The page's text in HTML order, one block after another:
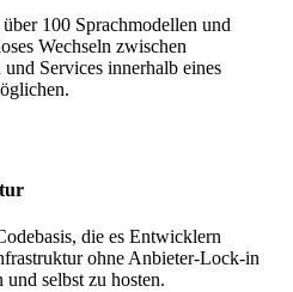
100 Sprachmodellen und
Wechseln zwischen
Services innerhalb eines
die es Entwicklern
ohne Anbieter-Lock-in
und selbst zu hosten.